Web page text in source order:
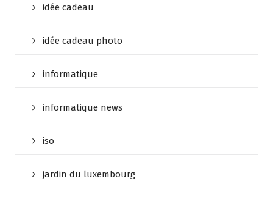
idée cadeau
idée cadeau photo
informatique
informatique news
iso
jardin du luxembourg